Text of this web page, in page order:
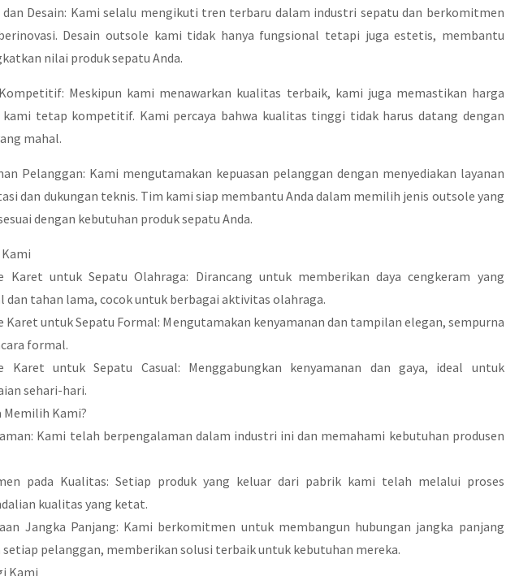
dan Desain: Kami selalu mengikuti tren terbaru dalam industri sepatu dan berkomitmen
Desain outsole kami tidak hanya fungsional tetapi juga estetis, membantu
nilai produk sepatu Anda.
Meskipun kami menawarkan kualitas terbaik, kami juga memastikan harga
kami tetap kompetitif. Kami percaya bahwa kualitas tinggi tidak harus datang dengan
mahal.
Pelanggan: Kami mengutamakan kepuasan pelanggan dengan menyediakan layanan
dan dukungan teknis. Tim kami siap membantu Anda dalam memilih jenis outsole yang
dengan kebutuhan produk sepatu Anda.
Karet untuk Sepatu Olahraga: Dirancang untuk memberikan daya cengkeram yang
dan tahan lama, cocok untuk berbagai aktivitas olahraga.
Karet untuk Sepatu Formal: Mengutamakan kenyamanan dan tampilan elegan, sempurna
formal.
Karet untuk Sepatu Casual: Menggabungkan kenyamanan dan gaya, ideal untuk
sehari-hari.
Memilih Kami?
Kami telah berpengalaman dalam industri ini dan memahami kebutuhan produsen
pada Kualitas: Setiap produk yang keluar dari pabrik kami telah melalui proses
kualitas yang ketat.
Jangka Panjang: Kami berkomitmen untuk membangun hubungan jangka panjang
setiap pelanggan, memberikan solusi terbaik untuk kebutuhan mereka.
Kami